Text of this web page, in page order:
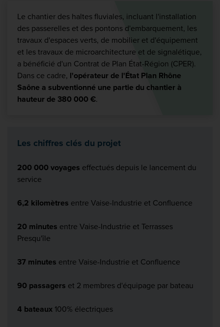
Le chantier des haltes fluviales, incluant l'installation
des passerelles et des pontons d'embarquement, les
travaux d'espaces verts, de mobilier et d'équipement
et les travaux de microarchitecture et de signalétique,
a bénéficié d'un Contrat de Plan État-Région (CPER).
Dans ce cadre, l'opérateur de l'État Plan Rhône
Saône a subventionné une partie du chantier à
hauteur de 380 000 €.
Les chiffres clés du projet
200 000 voyages effectués depuis le lancement du
service
6,2 kilomètres entre Vaise-Industrie et Confluence
20 minutes entre Vaise-Industrie et Terrasses
Presqu'île
37 minutes entre Vaise-Industrie et Confluence
90 passagers et 2 membres d'équipage par bateau
4 bateaux 100% électriques